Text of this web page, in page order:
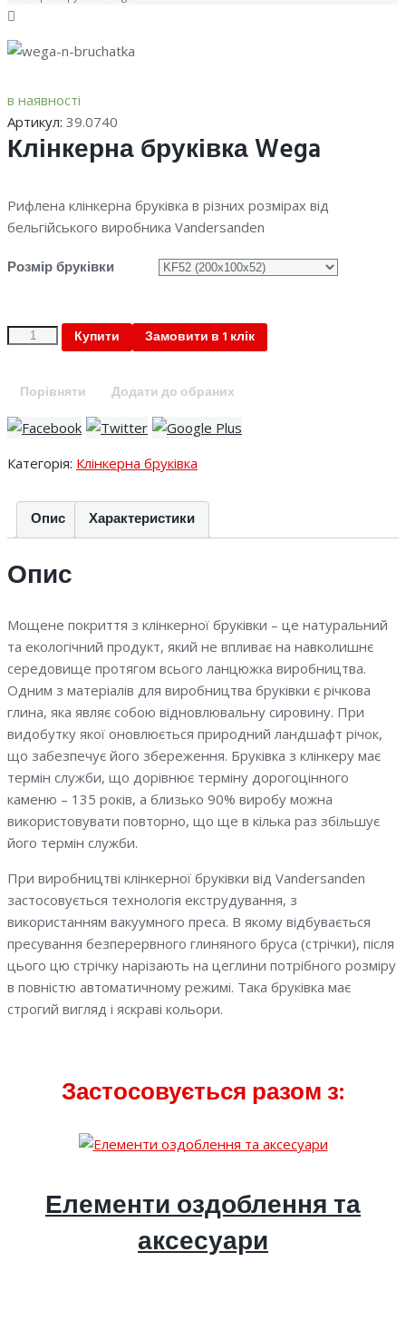
в наявності
Артикул: 39.0740
Клінкерна бруківка Wega
Рифлена клінкерна бруківка в різних розмірах від
бельгійського виробника Vandersanden
Розмір бруківки
Quantity Купити Замовити в 1 клік
Порівняти Додати до обраних
Категорія: Клінкерна бруківка
Опис Характеристики
Опис
Мощене покриття з клінкерної бруківки – це натуральний
та екологічний продукт, який не впливає на навколишнє
середовище протягом всього ланцюжка виробництва.
Одним з матеріалів для виробництва бруківки є річкова
глина, яка являє собою відновлювальну сировину. При
видобутку якої оновлюється природний ландшафт річок,
що забезпечує його збереження. Бруківка з клінкеру має
термін служби, що дорівнює терміну дорогоцінного
каменю – 135 років, а близько 90% виробу можна
використовувати повторно, що ще в кілька раз збільшує
його термін служби.
При виробництві клінкерної бруківки від Vandersanden
застосовується технологія екструдування, з
використанням вакуумного преса. В якому відбувається
пресування безперервного глиняного бруса (стрічки), після
цього цю стрічку нарізають на цеглини потрібного розміру
в повністю автоматичному режимі. Така бруківка має
строгий вигляд і яскраві кольори.
Застосовується разом з:
Елементи оздоблення та
аксесуари